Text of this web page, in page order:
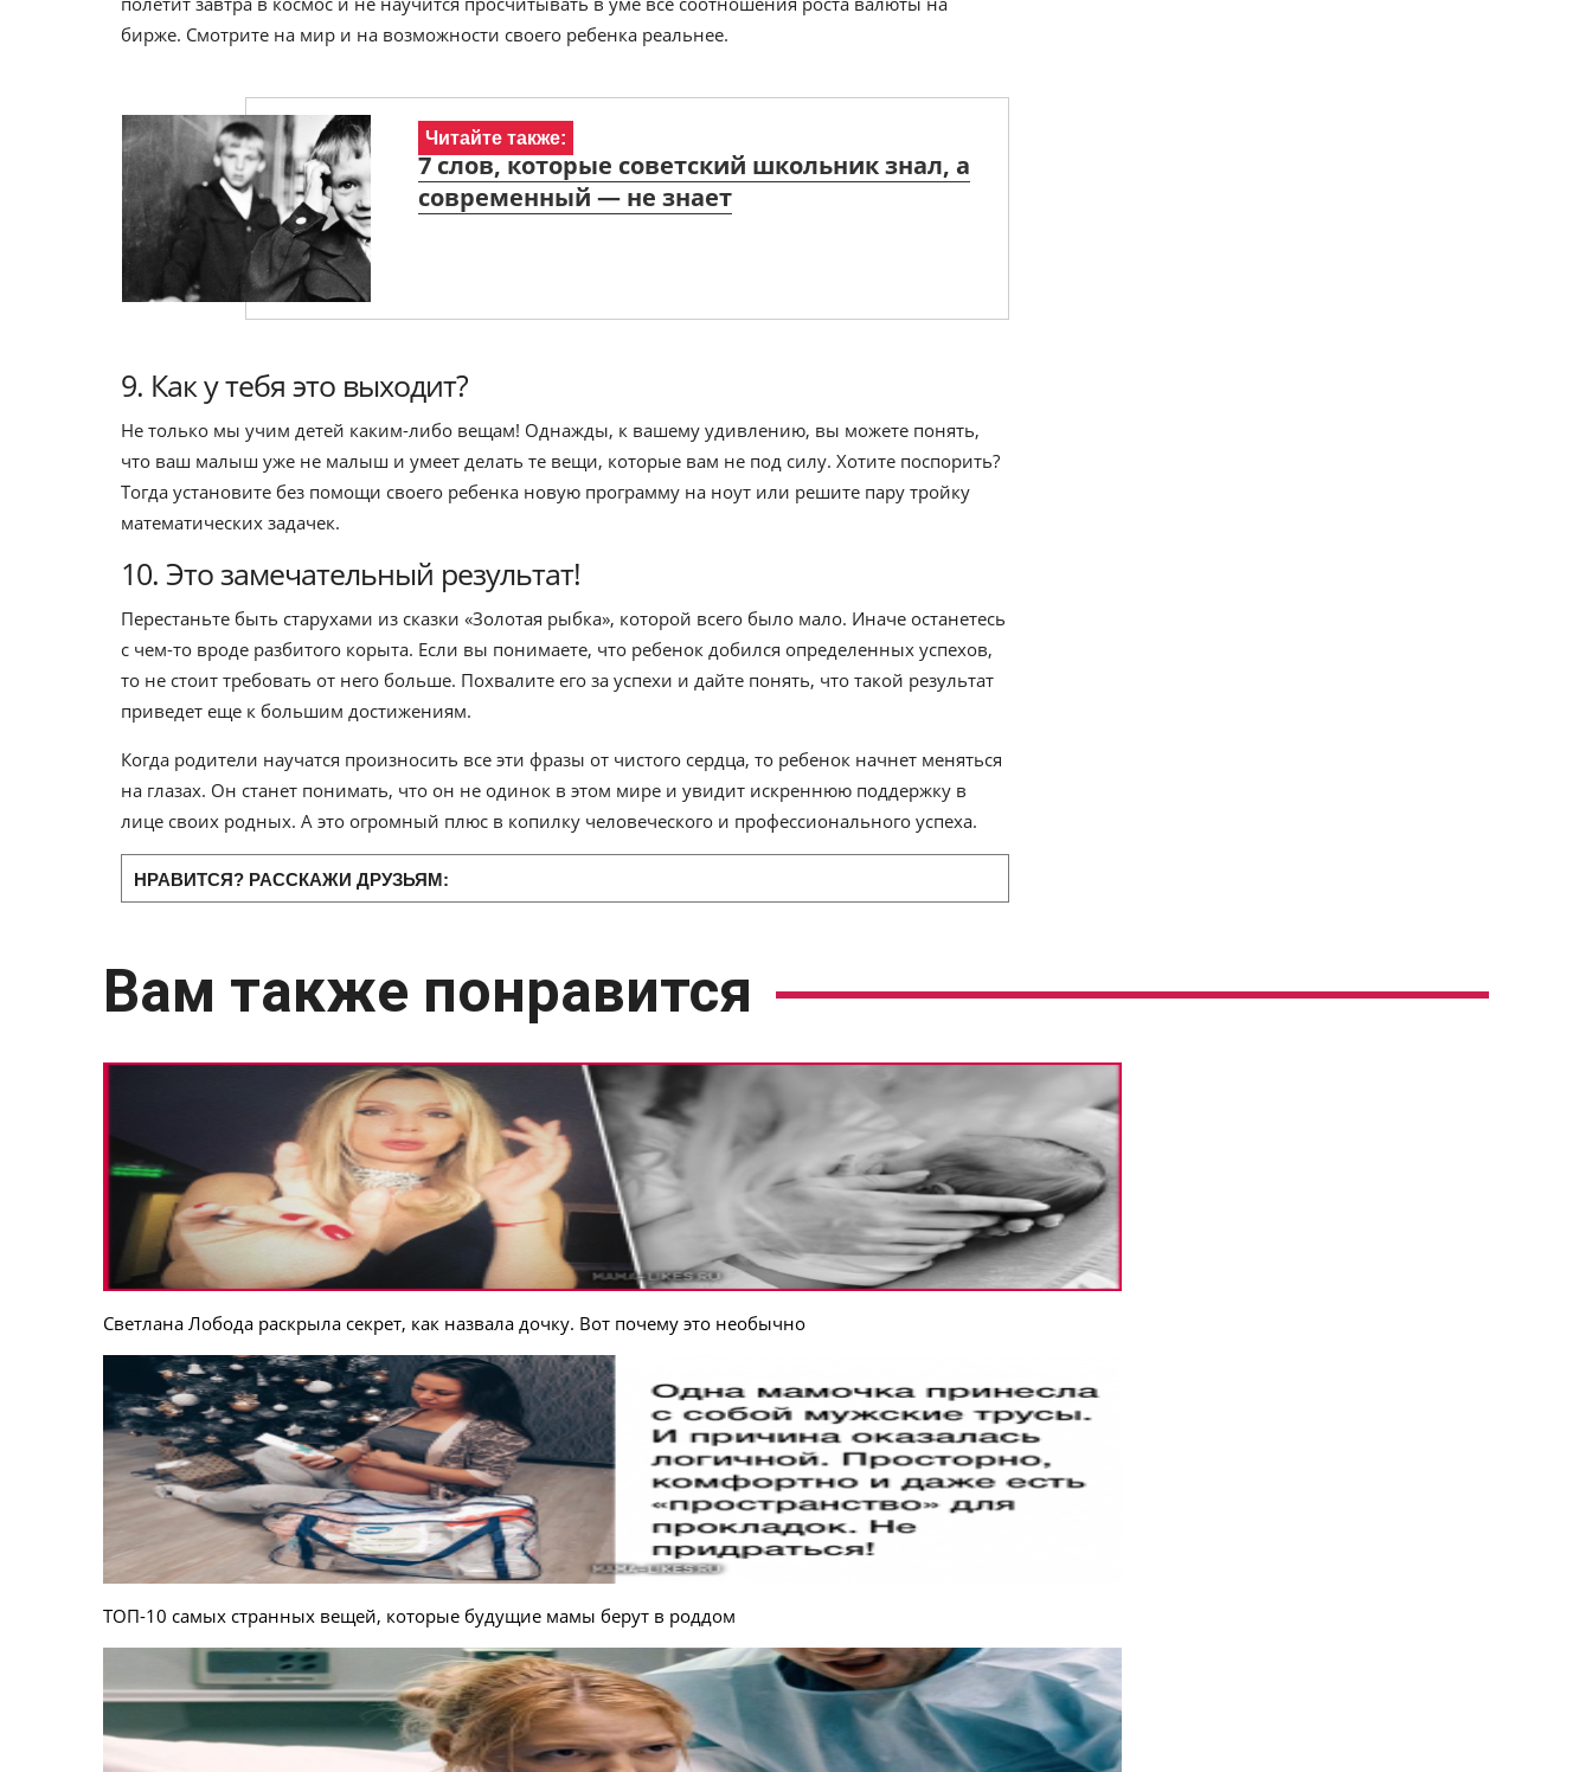
бирже. Смотрите на мир и на возможности своего ребенка реальнее.
Читайте также:
7 слов, которые советский школьник знал, а
современный — не знает
9. Как у тебя это выходит?
Не только мы учим детей каким-либо вещам! Однажды, к вашему удивлению, вы можете понять,
что ваш малыш уже не малыш и умеет делать те вещи, которые вам не под силу. Хотите поспорить?
Тогда установите без помощи своего ребенка новую программу на ноут или решите пару тройку
математических задачек.
10. Это замечательный результат!
Перестаньте быть старухами из сказки «Золотая рыбка», которой всего было мало. Иначе останетесь
с чем-то вроде разбитого корыта. Если вы понимаете, что ребенок добился определенных успехов,
то не стоит требовать от него больше. Похвалите его за успехи и дайте понять, что такой результат
приведет еще к большим достижениям.
Когда родители научатся произносить все эти фразы от чистого сердца, то ребенок начнет меняться
на глазах. Он станет понимать, что он не одинок в этом мире и увидит искреннюю поддержку в
лице своих родных. А это огромный плюс в копилку человеческого и профессионального успеха.
НРАВИТСЯ? РАССКАЖИ ДРУЗЬЯМ:
Вам также понравится
Светлана Лобода раскрыла секрет, как назвала дочку. Вот почему это необычно
ТОП-10 самых странных вещей, которые будущие мамы берут в роддом